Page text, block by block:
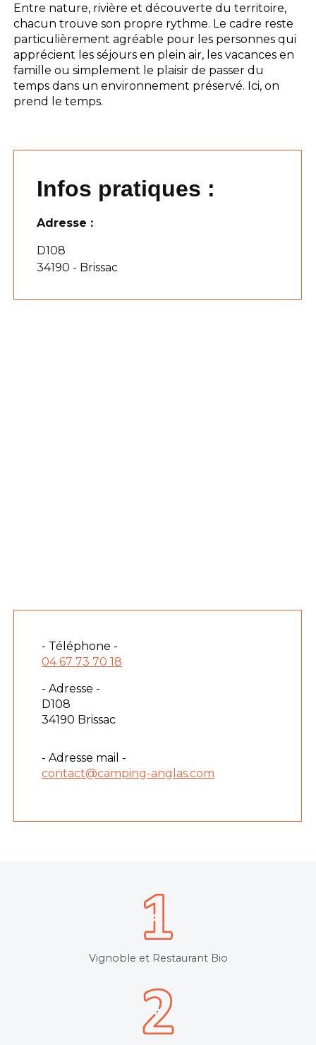
Vignoble et Restaurant Bio
Entre nature, rivière et découverte du territoire,
chacun trouve son propre rythme. Le cadre reste
particulièrement agréable pour les personnes qui
apprécient les séjours en plein air, les vacances en
famille ou simplement le plaisir de passer du
temps dans un environnement préservé. Ici, on
prend le temps.
Infos pratiques :
Adresse :
D108
34190 - Brissac
- Téléphone -
04 67 73 70 18
- Adresse -
D108
34190 Brissac
- Adresse mail -
contact@camping-anglas.com